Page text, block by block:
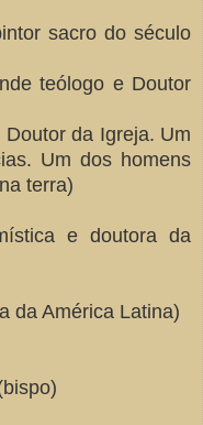
sacro do século
teólogo e Doutor
da Igreja. Um
Um dos homens
terra)
e doutora da
da América Latina)